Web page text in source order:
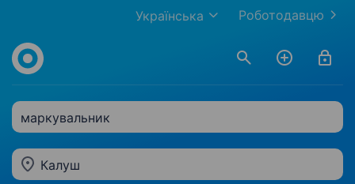
Роботодавцю
Українська
маркувальник
Калуш